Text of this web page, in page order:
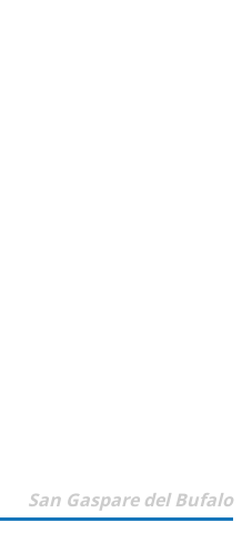
San Gaspare del Bufalo